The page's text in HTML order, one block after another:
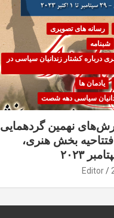
رسانه های تصویری
شبنامه
درباره کشتار زندانیان سیاسی در
یادمان ها
سیاسی دهه شصت
نهمین گردهمایی
بخش هنری،
Editor